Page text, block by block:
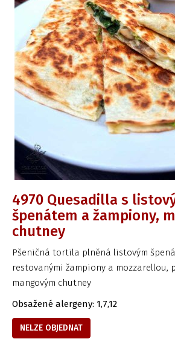
4970 Quesadilla s
špenátem a žampiony,
chutney
Pšeničná tortila plněná listovým
restovanými žampiony a mozzarellou,
mangovým chutney
Obsažené alergeny: 1,7,12
NELZE OBJEDNAT